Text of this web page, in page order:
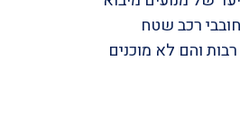
רכב שטח
והם לא מוכנים